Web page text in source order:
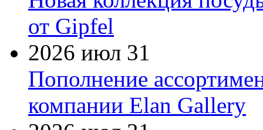
от Gipfel
2026 июл 31
Пополнение
компании Elan Gallery